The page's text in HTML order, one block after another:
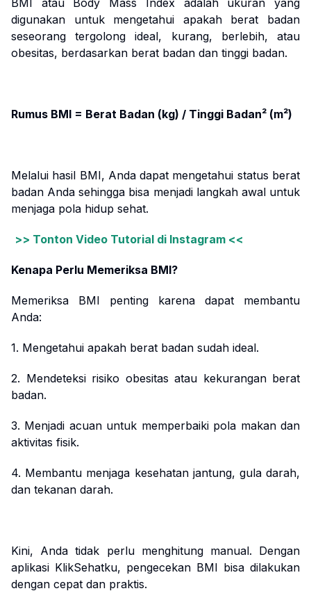
BMI atau Body Mass Index adalah ukuran yang
digunakan untuk mengetahui apakah berat badan
seseorang tergolong ideal, kurang, berlebih, atau
obesitas, berdasarkan berat badan dan tinggi badan.
Rumus BMI = Berat Badan (kg) / Tinggi Badan² (m²)
Melalui hasil BMI, Anda dapat mengetahui status berat
badan Anda sehingga bisa menjadi langkah awal untuk
menjaga pola hidup sehat.
>> Tonton Video Tutorial di Instagram <<
Kenapa Perlu Memeriksa BMI?
Memeriksa BMI penting karena dapat membantu
Anda:
1. Mengetahui apakah berat badan sudah ideal.
2. Mendeteksi risiko obesitas atau kekurangan berat
badan.
3. Menjadi acuan untuk memperbaiki pola makan dan
aktivitas fisik.
4. Membantu menjaga kesehatan jantung, gula darah,
dan tekanan darah.
Kini, Anda tidak perlu menghitung manual. Dengan
aplikasi KlikSehatku, pengecekan BMI bisa dilakukan
dengan cepat dan praktis.